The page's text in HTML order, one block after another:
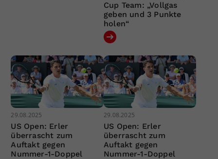
Cup Team: „Vollgas
geben und 3 Punkte
holen“
29.08.2025
US Open: Erler
überrascht zum
Auftakt gegen
Nummer-1-Doppel
29.08.2025
US Open: Erler
überrascht zum
Auftakt gegen
Nummer-1-Doppel